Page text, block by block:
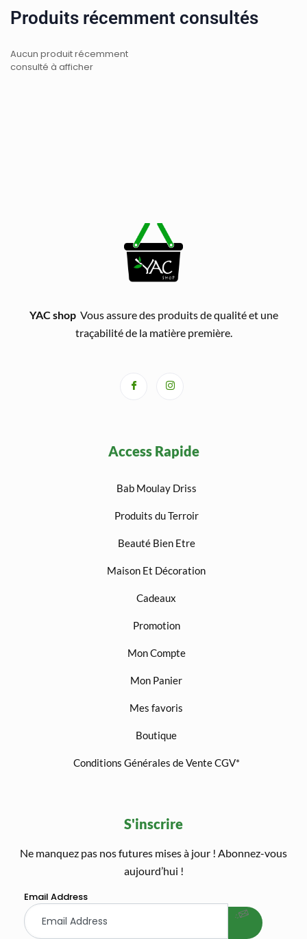
Produits récemment consultés
Aucun produit récemment
consulté à afficher
YAC shopVous assure des produits de qualité et une
traçabilité de la matière première.
Access Rapide
Bab Moulay Driss
Produits du Terroir
Beauté Bien Etre
Maison Et Décoration
Cadeaux
Promotion
Mon Compte
Mon Panier
Mes favoris
Boutique
Conditions Générales de Vente CGV*
S'inscrire
Ne manquez pas nos futures mises à jour ! Abonnez-vous
aujourd’hui !
Email Address